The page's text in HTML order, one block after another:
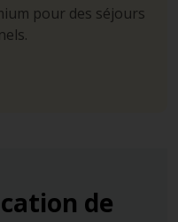
pour des séjours
de